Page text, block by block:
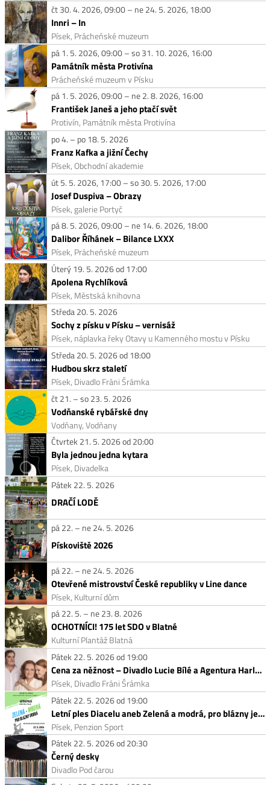
čt 30. 4. 2026, 09:00 – ne 24. 5. 2026, 18:00
Innri – In
Písek, Prácheňské muzeum
pá 1. 5. 2026, 09:00 – so 31. 10. 2026, 16:00
Památník města Protivína
Prácheňské muzeum v Písku
pá 1. 5. 2026, 09:00 – ne 2. 8. 2026, 16:00
František Janeš a jeho ptačí svět
Protivín, Památník města Protivína
po 4. – po 18. 5. 2026
Franz Kafka a jižní Čechy
Písek, Obchodní akademie
út 5. 5. 2026, 17:00 – so 30. 5. 2026, 17:00
Josef Duspiva – Obrazy
Písek, galerie Portyč
pá 8. 5. 2026, 09:00 – ne 14. 6. 2026, 18:00
Dalibor Říhánek – Bilance LXXX
Písek, Prácheňské muzeum
Úterý 19. 5. 2026 od 17:00
Apolena Rychlíková
Písek, Městská knihovna
Středa 20. 5. 2026
Sochy z písku v Písku – vernisáž
Písek, náplavka řeky Otavy u Kamenného mostu v Písku
Středa 20. 5. 2026 od 18:00
Hudbou skrz staletí
Písek, Divadlo Fráni Šrámka
čt 21. – so 23. 5. 2026
Vodňanské rybářské dny
Vodňany, Vodňany
Čtvrtek 21. 5. 2026 od 20:00
Byla jednou jedna kytara
Písek, Divadelka
Pátek 22. 5. 2026
DRAČÍ LODĚ
pá 22. – ne 24. 5. 2026
Pískoviště 2026
pá 22. – ne 24. 5. 2026
Otevřené mistrovství České republiky v Line dance
Písek, Kulturní dům
pá 22. 5. – ne 23. 8. 2026
OCHOTNÍCI! 175 let SDO v Blatné
Kulturní Plantáž Blatná
Pátek 22. 5. 2026 od 19:00
Cena za něžnost – Divadlo Lucie Bílé a Agentura Harlekýn
Písek, Divadlo Fráni Šrámka
Pátek 22. 5. 2026 od 19:00
Letní ples Diacelu aneb Zelená a modrá, pro blázny je dobrá
Písek, Penzion Sport
Pátek 22. 5. 2026 od 20:30
Černý desky
Divadlo Pod čarou